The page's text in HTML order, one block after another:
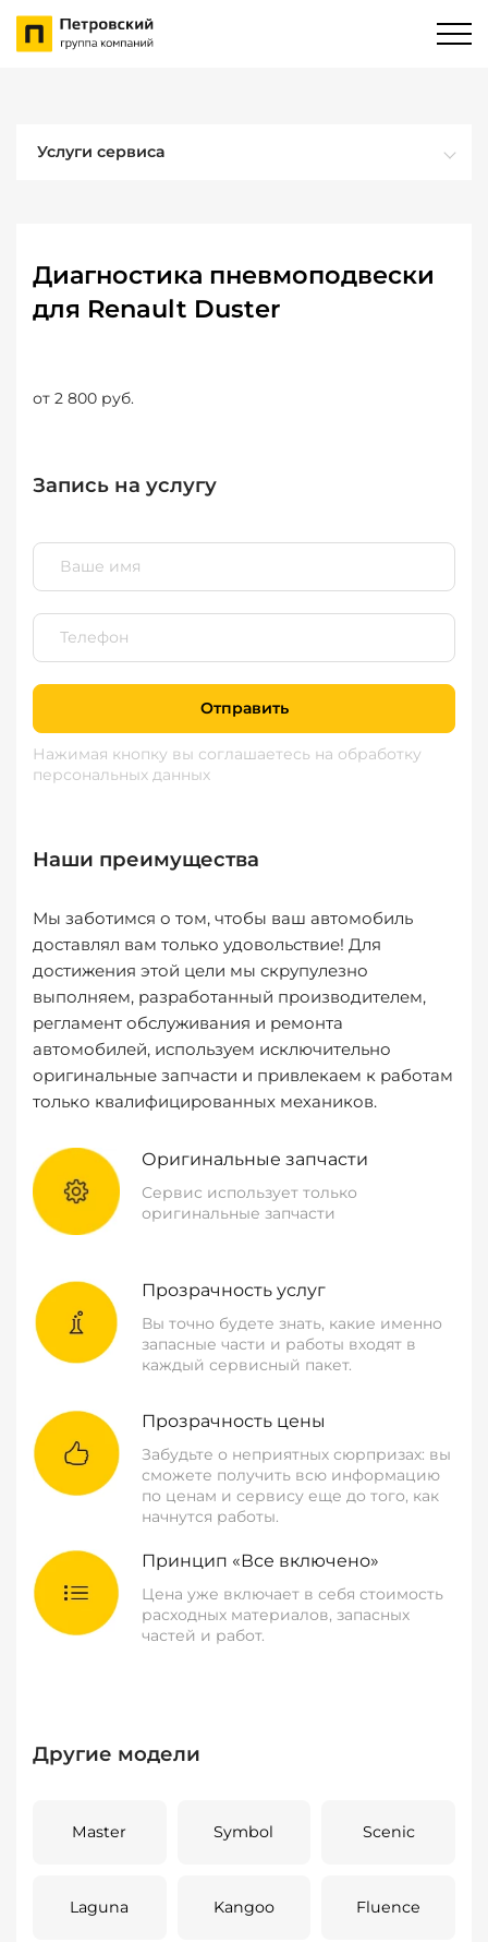
Услуги сервиса
Диагностика пневмоподвески
для Renault Duster
от 2 800 руб.
Запись на услугу
Отправить
Нажимая кнопку вы соглашаетесь на обработку
персональных данных
Наши преимущества
Мы заботимся о том, чтобы ваш автомобиль
доставлял вам только удовольствие! Для
достижения этой цели мы скрупулезно
выполняем, разработанный производителем,
регламент обслуживания и ремонта
автомобилей, используем исключительно
оригинальные запчасти и привлекаем к работам
только квалифицированных механиков.
Оригинальные запчасти
Сервис использует только
оригинальные запчасти
Прозрачность услуг
Вы точно будете знать, какие именно
запасные части и работы входят в
каждый сервисный пакет.
Прозрачность цены
Забудьте о неприятных сюрпризах: вы
сможете получить всю информацию
по ценам и сервису еще до того, как
начнутся работы.
Принцип «Все включено»
Цена уже включает в себя стоимость
расходных материалов, запасных
частей и работ.
Другие модели
Master Symbol Scenic
Laguna Kangoo Fluence